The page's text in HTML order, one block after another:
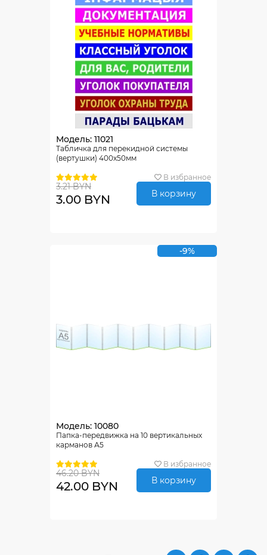
Модель: 11021
Табличка для перекидной системы
(вертушки) 400х50мм
В избранное
3.21 BYN
3.00 BYN В корзину
-9%
Модель: 10080
Папка-передвижка на 10 вертикальных
карманов А5
В избранное
46.20 BYN
42.00 BYN В корзину